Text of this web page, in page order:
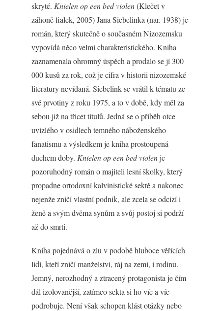
skryté. Knielen op een bed violen(Klečet v
záhoně fialek, 2005) Jana Siebelinka (nar. 1938) je
román, který skutečně o současném Nizozemsku
vypovídá něco velmi charakteristického. Kniha
zaznamenala ohromný úspěch a prodalo se jí 300
000 kusů za rok, což je cifra v historii nizozemské
literatury nevídaná. Siebelink se vrátil k tématu ze
své prvotiny z roku 1975, a to v době, kdy měl za
sebou již na třicet titulů. Jedná se o příběh otce
uvízlého v osidlech temného náboženského
fanatismu a výsledkem je kniha prostoupená
duchem doby. Knielen op een bed violenje
pozoruhodný román o majiteli lesní školky, který
propadne ortodoxní kalvinistické sektě a nakonec
nejenže zničí vlastní podnik, ale zcela se odcizí i
ženě a svým dvěma synům a svůj postoj si podrží
až do smrti.
Kniha pojednává o zlu v podobě hluboce věřících
lidí, kteří zničí manželství, ráj na zemi, i rodinu.
Jemný, nerozhodný a ztracený protagonista je čím
dál izolovanější, zatímco sekta si ho víc a víc
podrobuje. Není však schopen klást otázky nebo